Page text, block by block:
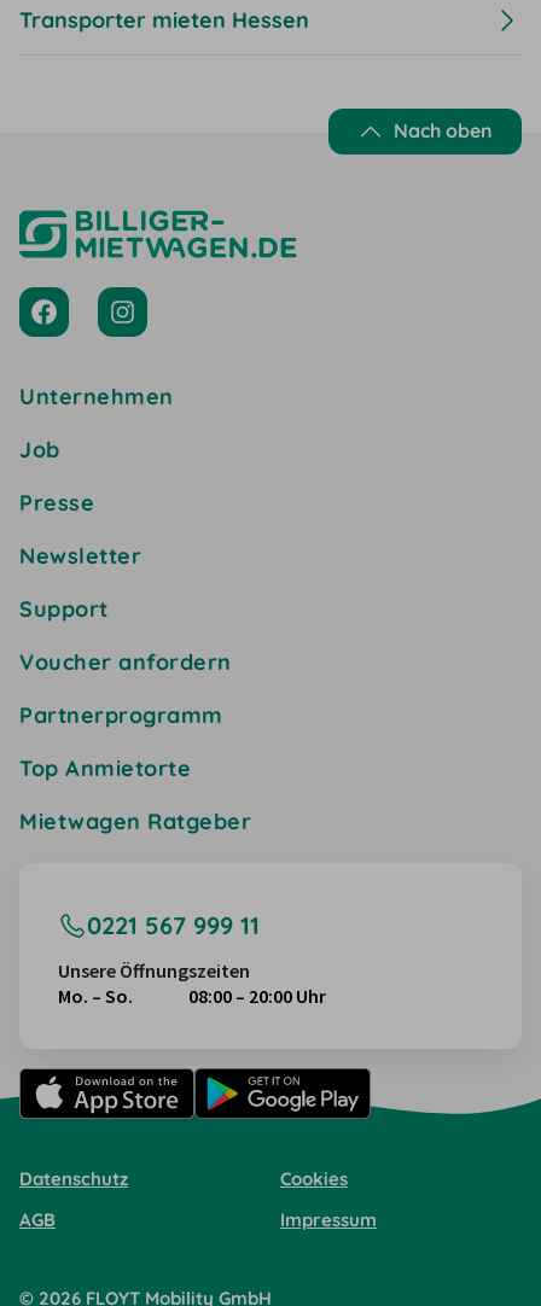
Transporter mieten Hessen
Nach oben
Unternehmen
Job
Presse
Newsletter
Support
Voucher anfordern
Partnerprogramm
Top Anmietorte
Mietwagen Ratgeber
0221 567 999 11
Unsere Öffnungszeiten
Mo. – So.
08:00 – 20:00 Uhr
Datenschutz
Cookies
AGB
Impressum
© 2026 FLOYT Mobility GmbH